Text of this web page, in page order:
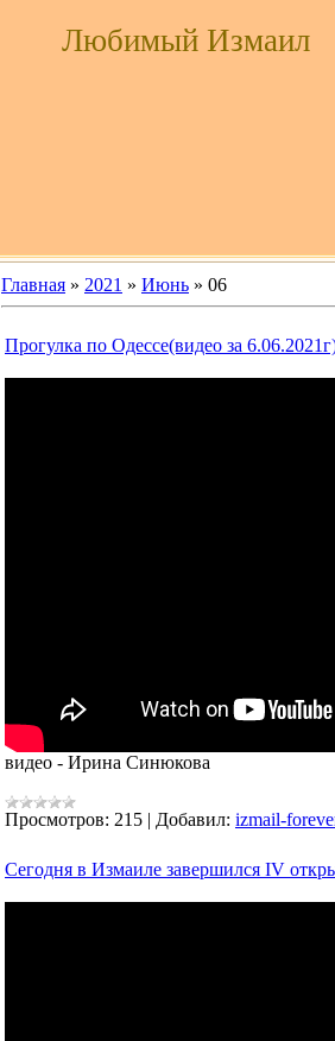
Любимый Измаил
Главная » 2021 » Июнь » 06
Прогулка по Одессе(видео за
видео - Ирина Синюкова
Просмотров: 215 | Добавил: izmail-
Сегодня в Измаиле завершился IV